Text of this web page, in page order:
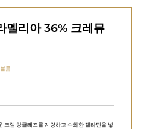
멜리아 36% 크레뮤
룸
크렘 앙글레즈를 계량하고 수화한 젤라틴을 넣